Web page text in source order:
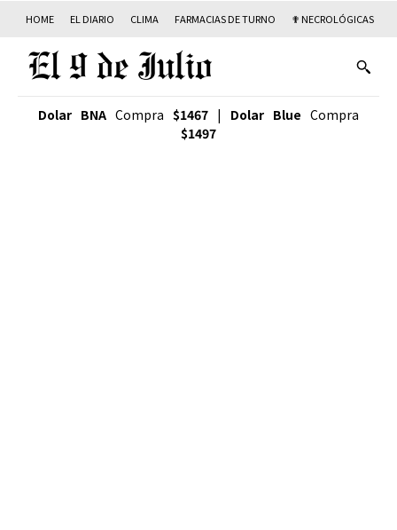
HOME EL DIARIO CLIMA FARMACIAS DE TURNO ✟ NECROLÓGICAS
Dolar BNA Compra $1467 | Dolar Blue Compra
$1497